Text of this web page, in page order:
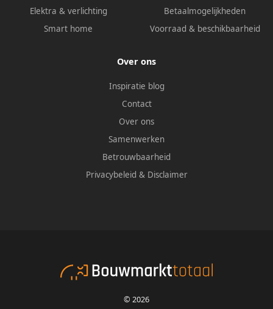
Elektra & verlichting
Smart home
Betaalmogelijkheden
Voorraad & beschikbaarheid
Over ons
Inspiratie blog
Contact
Over ons
Samenwerken
Betrouwbaarheid
Privacybeleid & Disclaimer
© 2026